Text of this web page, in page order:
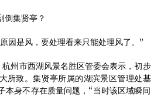
年5月5日
集贤亭？
因是风，要处理看来只能处理风了。”
州市西湖风景名胜区管委会表示，初步
所致。集贤亭所属的湖滨景区管理处基
本身不存在质量问题，“当时该区域瞬间